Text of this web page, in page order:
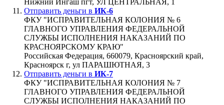
Отправить деньги в ИК-6
ФКУ "ИСПРАВИТЕЛЬНАЯ КОЛОНИЯ № 6
ГЛАВНОГО УПРАВЛЕНИЯ ФЕДЕРАЛЬНОЙ
СЛУЖБЫ ИСПОЛНЕНИЯ НАКАЗАНИЙ ПО
КРАСНОЯРСКОМУ КРАЮ"
Российская Федерация, 660079, Красноярский край,
Красноярск г, ул ПАРАШЮТНАЯ, 3
Отправить деньги в ИК-7
ФКУ "ИСПРАВИТЕЛЬНАЯ КОЛОНИЯ № 7
ГЛАВНОГО УПРАВЛЕНИЯ ФЕДЕРАЛЬНОЙ
СЛУЖБЫ ИСПОЛНЕНИЯ НАКАЗАНИЙ ПО